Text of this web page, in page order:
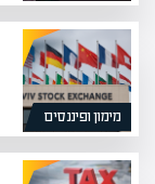
מימון ופיננסים